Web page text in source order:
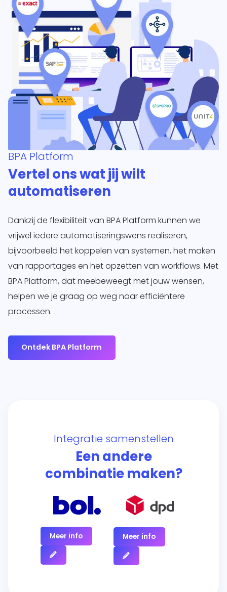
BPA Platform
Vertel ons wat jij wilt
automatiseren
Dankzij de flexibiliteit van BPA Platform kunnen we
vrijwel iedere automatiseringswens realiseren,
bijvoorbeeld het koppelen van systemen, het maken
van rapportages en het opzetten van workflows. Met
BPA Platform, dat meebeweegt met jouw wensen,
helpen we je graag op weg naar efficiëntere
processen.
Ontdek BPA Platform
Integratie samenstellen
Een andere
combinatie maken?
Meer info Meer info